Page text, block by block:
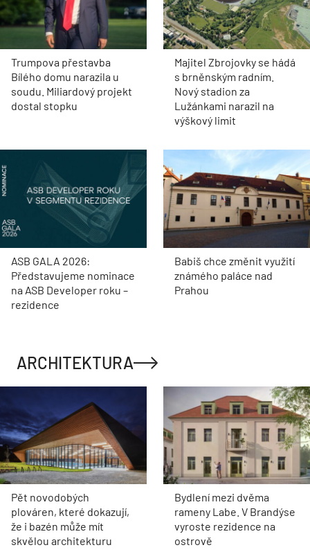
Trumpova přestavba
Bílého domu narazila u
soudu. Miliardový projekt
dostal stopku
Majitel Zbrojovky se hádá
s brněnským radním.
Nový stadion za
Lužánkami narazil na
výškový limit
ASB GALA 2026:
Představujeme nominace
na ASB Developer roku –
rezidence
Babiš chce změnit využití
známého paláce nad
Prahou
ARCHITEKTURA
Pět novodobých
plováren, které dokazují,
že i bazén může mít
skvělou architekturu
Bydlení mezi dvěma
rameny Labe. V Brandýse
vyroste rezidence na
ostrově